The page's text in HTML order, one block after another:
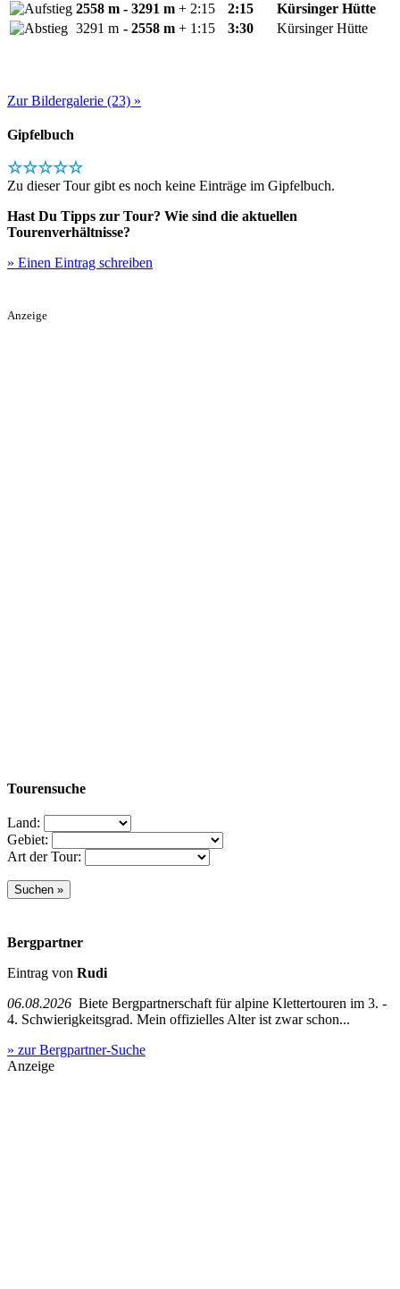
2558 m - 3291 m + 2:15 2:15
Kürsinger Hütte
3291 m - 2558 m + 1:15 3:30 Kürsinger Hütte
Zur Bildergalerie (23) »
Gipfelbuch
☆☆☆☆☆
Zu dieser Tour gibt es noch keine Einträge im Gipfelbuch.
Hast Du Tipps zur Tour? Wie sind die aktuellen
Tourenverhältnisse?
» Einen Eintrag schreiben
Anzeige
Tourensuche
Land:
Gebiet:
Art der Tour:
Bergpartner
Eintrag von Rudi
06.08.2026 Biete Bergpartnerschaft für alpine Klettertouren im 3. -
4. Schwierigkeitsgrad. Mein offizielles Alter ist zwar schon...
» zur Bergpartner-Suche
Anzeige